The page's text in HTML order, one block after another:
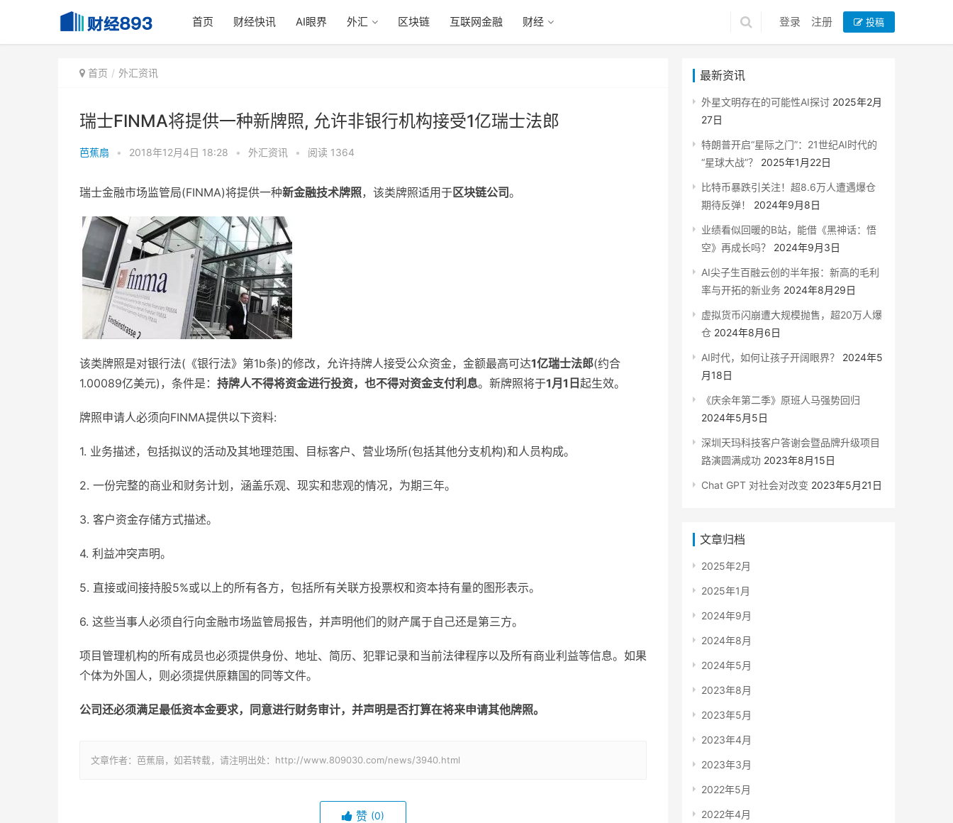
首页 财经快讯 AI眼界 外汇 区块链 互联网金融 财经 登录 注册 投稿
首页 外汇资讯
瑞士FINMA将提供一种新牌照, 允许非银行机构接受1亿瑞士法郎
芭蕉扇 • 2018年12月4日 18:28 • 外汇资讯 • 阅读 1364
瑞士金融市场监管局(FINMA)将提供一种新金融技术牌照，该类牌照适用于区块链公司。
该类牌照是对银行法(《银行法》第1b条)的修改，允许持牌人接受公众资金，金额最高可达1亿瑞士法郎(约合
1.00089亿美元)，条件是： 持牌人不得将资金进行投资，也不得对资金支付利息。新牌照将于1月1日 起生效。
牌照申请人必须向FINMA提供以下资料:
1. 业务描述，包括拟议的活动及其地理范围、目标客户、营业场所(包括其他分支机构)和人员构成。
2. 一份完整的商业和财务计划，涵盖乐观、现实和悲观的情况，为期三年。
3. 客户资金存储方式描述。
4. 利益冲突声明。
5. 直接或间接持股5%或以上的所有各方，包括所有关联方投票权和资本持有量的图形表示。
6. 这些当事人必须自行向金融市场监管局报告，并声明他们的财产属于自己还是第三方。
项目管理机构的所有成员也必须提供身份、地址、简历、犯罪记录和当前法律程序以及所有商业利益等信息。如果
个体为外国人，则必须提供原籍国的同等文件。
公司还必须满足最低资本金要求，同意进行财务审计，并声明是否打算在将来申请其他牌照。
文章作者：芭蕉扇，如若转载，请注明出处：http://www.809030.com/news/3940.html
赞 (0)
最新资讯
外星文明存在的可能性AI探讨 2025年2月
27日
特朗普开启“星际之门”：21世纪AI时代的
“星球大战”？
2025年1月22日
比特币暴跌引关注！超8.6万人遭遇爆仓
期待反弹！
2024年9月8日
业绩看似回暖的B站，能借《黑神话：悟
空》再成长吗？
2024年9月3日
AI尖子生百融云创的半年报：新高的毛利
率与开拓的新业务 2024年8月29日
虚拟货币闪崩遭大规模抛售，超20万人爆
仓 2024年8月6日
AI时代，如何让孩子开阔眼界？
2024年5
月18日
《庆余年第二季》原班人马强势回归
2024年5月5日
深圳天玛科技客户答谢会暨品牌升级项目
路演圆满成功 2023年8月15日
Chat GPT 对社会对改变 2023年5月21日
文章归档
2025年2月
2025年1月
2024年9月
2024年8月
2024年5月
2023年8月
2023年5月
2023年4月
2023年3月
2022年5月
2022年4月